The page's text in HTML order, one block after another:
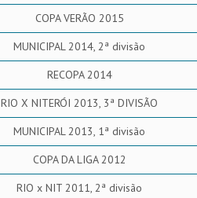
COPA VERÃO 2015
MUNICIPAL 2014, 2ª divisão
RECOPA 2014
RIO X NITERÓI 2013, 3ª DIVISÃO
MUNICIPAL 2013, 1ª divisão
COPA DA LIGA 2012
RIO x NIT 2011, 2ª divisão